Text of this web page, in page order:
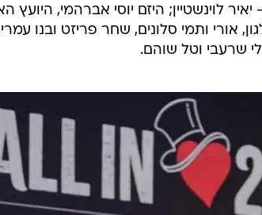
לוינשטיין; היזם יוסי אברהמי, היועץ
אורי ותמי סלונים, שחר פריזט ובנו
שרעבי וטל שוהם.